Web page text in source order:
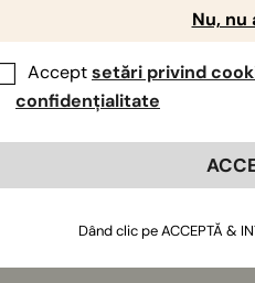
Dacă avețiNu, nu
Acceptsetări privind
confidențialitate
Dând clic pe ACCEPTĂ &